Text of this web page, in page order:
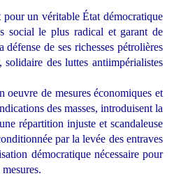
un véritable État démocratique
social le plus radical et garant de
de ses richesses pétrolières
des luttes antiimpérialistes
oeuvre de mesures économiques et
des masses, introduisent la
répartition injuste et scandaleuse
par la levée des entraves
démocratique nécessaire pour